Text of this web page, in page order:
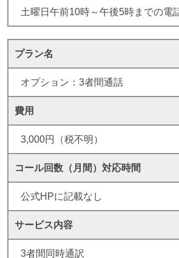
土曜日午前10時～午後5時までの電
プラン名
オプション：3者間通話
費用
3,000円（税不明）
コール回数（月間） 対応時間
公式HPに記載なし
サービス内容
3者間同時通訳